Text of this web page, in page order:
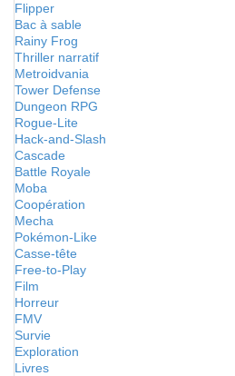
Flipper
Bac à sable
Rainy Frog
Thriller narratif
Metroidvania
Tower Defense
Dungeon RPG
Rogue-Lite
Hack-and-Slash
Cascade
Battle Royale
Moba
Coopération
Mecha
Pokémon-Like
Casse-tête
Free-to-Play
Film
Horreur
FMV
Survie
Exploration
Livres